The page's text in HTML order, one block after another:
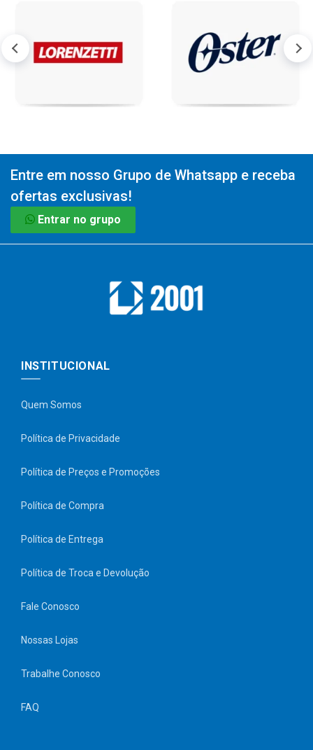
Entre em nosso Grupo de Whatsapp e receba
ofertas exclusivas!
Entrar no grupo
INSTITUCIONAL
Quem Somos
Política de Privacidade
Política de Preços e Promoções
Política de Compra
Política de Entrega
Política de Troca e Devolução
Fale Conosco
Nossas Lojas
Trabalhe Conosco
FAQ